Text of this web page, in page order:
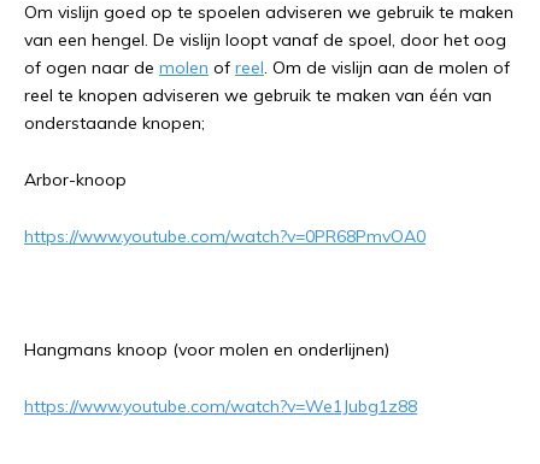
Om vislijn goed op te spoelen adviseren we gebruik te maken
van een hengel. De vislijn loopt vanaf de spoel, door het oog
of ogen naar de molen of reel. Om de vislijn aan de molen of
reel te knopen adviseren we gebruik te maken van één van
onderstaande knopen;
Arbor-knoop
https://www.youtube.com/watch?v=0PR68PmvOA0
Hangmans knoop (voor molen en onderlijnen)
https://www.youtube.com/watch?v=We1Jubg1z88